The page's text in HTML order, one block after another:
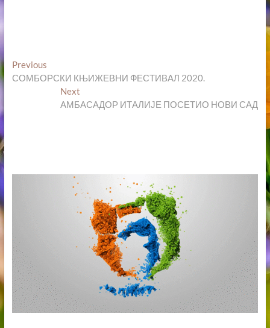
Кретање
чланка
PreviousPrevious
post:
СОМБОРСКИ КЊИЖЕВНИ ФЕСТИВАЛ 2020.
Next
post:
АМБАСАДОР ИТАЛИЈЕ ПОСЕТИО НОВИ САД